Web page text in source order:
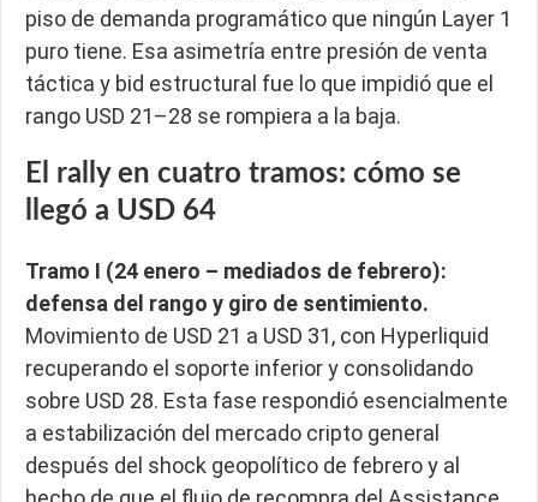
piso de demanda programático que ningún Layer 1
puro tiene. Esa asimetría entre presión de venta
táctica y bid estructural fue lo que impidió que el
rango USD 21–28 se rompiera a la baja.
El rally en cuatro tramos: cómo se
llegó a USD 64
Tramo I (24 enero – mediados de febrero):
defensa del rango y giro de sentimiento.
Movimiento de USD 21 a USD 31, con Hyperliquid
recuperando el soporte inferior y consolidando
sobre USD 28. Esta fase respondió esencialmente
a estabilización del mercado cripto general
después del shock geopolítico de febrero y al